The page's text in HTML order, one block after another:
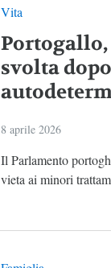
Vita
Portogallo,
svolta
8 aprile 2026
Il Parlamento
vieta ai minori